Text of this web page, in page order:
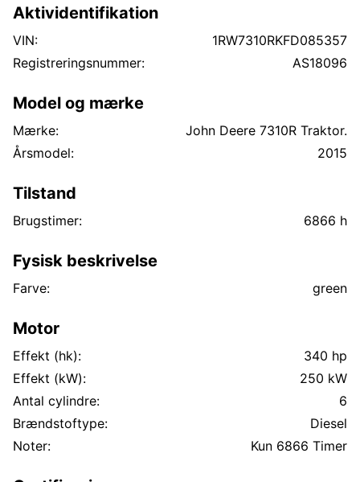
Aktividentifikation
VIN:
1RW7310RKFD085357
Registreringsnummer:
AS18096
Model og mærke
Mærke:
John Deere 7310R Traktor.
Årsmodel:
2015
Tilstand
Brugstimer: 6866 h
Fysisk beskrivelse
Farve: green
Motor
Effekt (hk):
340 hp
Effekt (kW):
250 kW
Antal cylindre:
6
Brændstoftype:
Diesel
Noter:
Kun 6866 Timer